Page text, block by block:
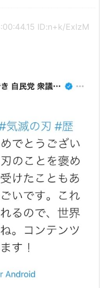
ID:n+k/ExlzM